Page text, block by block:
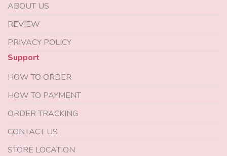
ABOUT US
REVIEW
PRIVACY POLICY
Support
HOW TO ORDER
HOW TO PAYMENT
ORDER TRACKING
CONTACT US
STORE LOCATION